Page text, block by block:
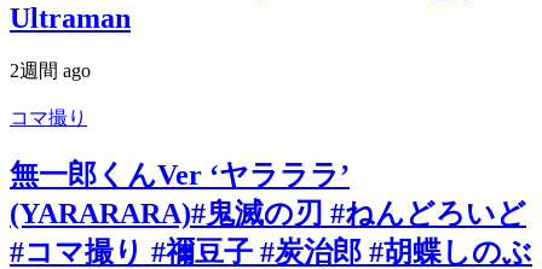
Ultraman
2週間 ago
コマ撮り
無一郎くんVer ‘ヤラララ’
(YARARARA)#鬼滅の刃 #ねんどろいど
#コマ撮り #禰豆子 #炭治郎 #胡蝶しのぶ